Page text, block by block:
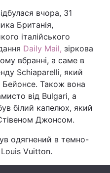
Війна
Політика
Світ
Наука
Лайт
Туризм
вчора, 31
Британія,
італійського
Daily Mail, зіркова
вбранні, а саме в
Schiaparelli, який
Також вона
від Bulgari, а
білий капелюх, який
Джонсом.
одягнений в темно-
Vuitton.